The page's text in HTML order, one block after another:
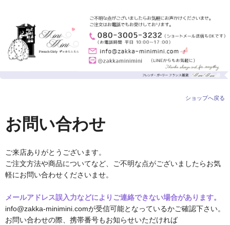
ショップへ戻る
お問い合わせ
ご来店ありがとうございます。
ご注文方法や商品についてなど、ご不明な点がございましたらお気
軽にお問い合わせくださいませ。
メールアドレス誤入力などによりご連絡できない場合があります。
info@zakka-minimini.comが受信可能となっているかご確認下さい。
お問い合わせの際、携帯番号もお知らせいただければ